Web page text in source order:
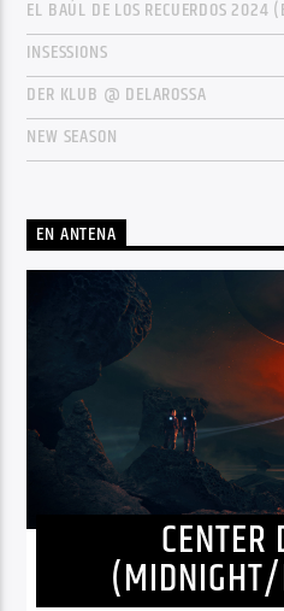
EL BAÚL DE LOS RECUERDOS
INSESSIONS
DER KLUB @ DELAROSSA
NEW SEASON
EN ANTENA
CENTER